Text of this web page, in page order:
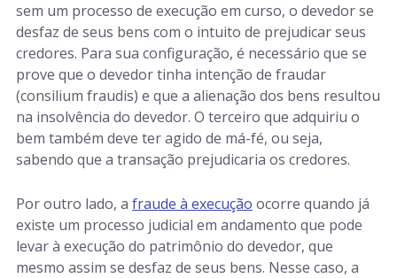
sem um processo de execução em curso, o devedor se
desfaz de seus bens com o intuito de prejudicar seus
credores. Para sua configuração, é necessário que se
prove que o devedor tinha intenção de fraudar
(consilium fraudis) e que a alienação dos bens resultou
na insolvência do devedor. O terceiro que adquiriu o
bem também deve ter agido de má-fé, ou seja,
sabendo que a transação prejudicaria os credores.
Por outro lado, a fraude à execução ocorre quando já
existe um processo judicial em andamento que pode
levar à execução do patrimônio do devedor, que
mesmo assim se desfaz de seus bens. Nesse caso, a